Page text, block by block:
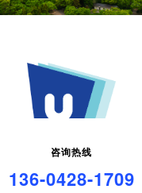
咨询热线
136-0428-1709